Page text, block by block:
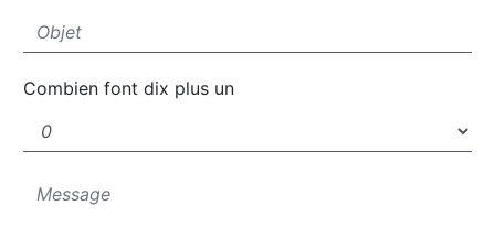
Combien font dix plus un